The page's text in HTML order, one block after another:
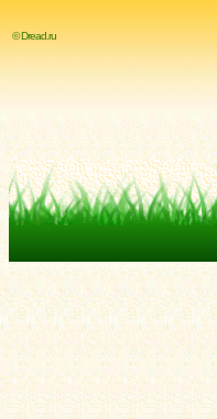
© Dread.ru